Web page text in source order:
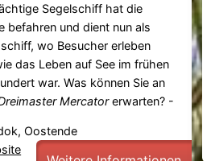
Segelschiff hat die
befahren und dient nun als
wo Besucher erleben
das Leben auf See im frühen
war. Was können Sie an
Mercatorerwarten? -
Oostende